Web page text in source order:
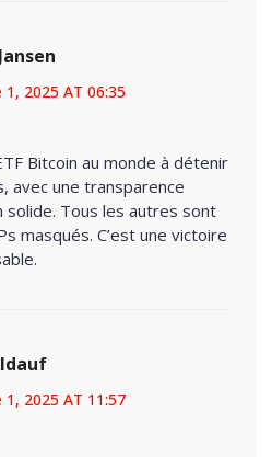
2025 AT 06:35
Bitcoin au monde à détenir
avec une transparence
Tous les autres sont
masqués. C’est une victoire
2025 AT 11:57